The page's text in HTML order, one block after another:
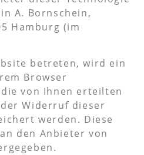
A. Bornschein,
Hamburg (im
betreten, wird ein
Browser
von Ihnen erteilten
Widerruf dieser
werden. Diese
den Anbieter von